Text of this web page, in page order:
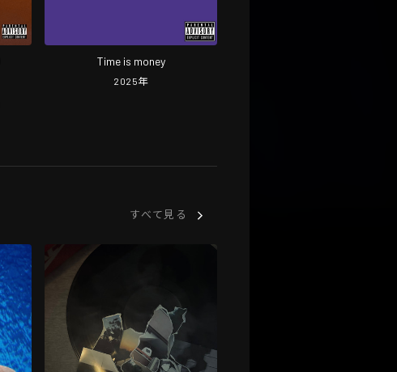
Time is money
2025年
すべて見る